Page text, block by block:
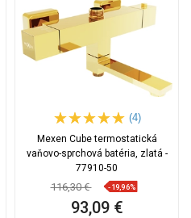
(4)
Mexen Cube termostatická
vaňovo-sprchová batéria, zlatá -
77910-50
116,30 € -19,96%
93,09 €